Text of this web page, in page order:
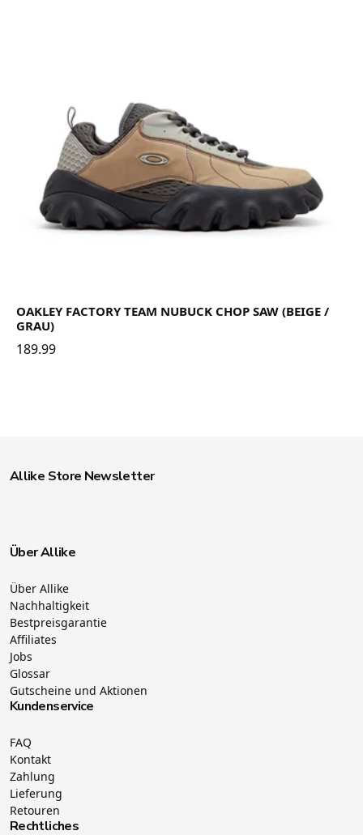
OAKLEY FACTORY TEAM NUBUCK CHOP SAW (BEIGE /
GRAU)
189.99
Allike Store Newsletter
Über Allike
Über Allike
Nachhaltigkeit
Bestpreisgarantie
Affiliates
Jobs
Glossar
Gutscheine und Aktionen
Kundenservice
FAQ
Kontakt
Zahlung
Lieferung
Retouren
Rechtliches